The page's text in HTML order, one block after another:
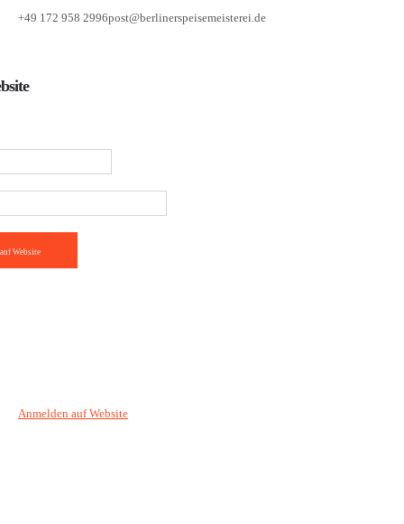
+49 172 958 2996post@berlinerspeisemeisterei.de
Website
Anmelden auf Website